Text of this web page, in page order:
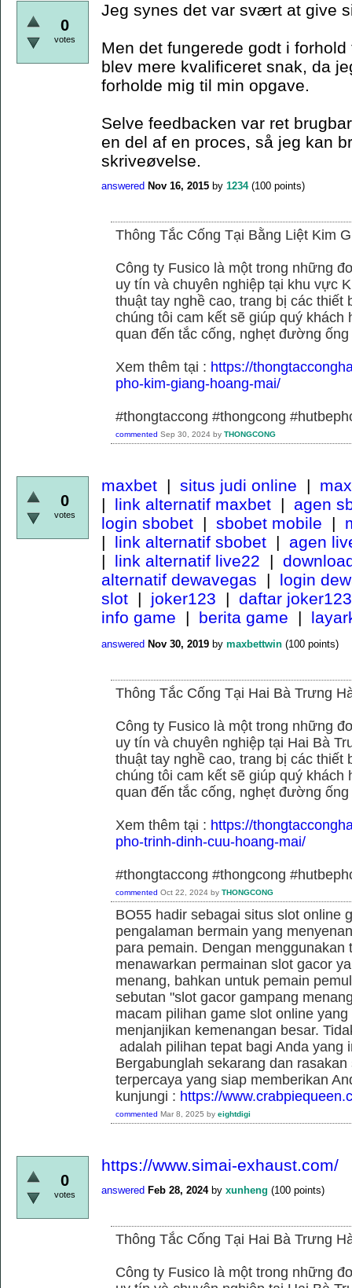
0
votes
Jeg synes det var svært at give
Men det fungerede godt i
blev mere kvalificeret snak, da
forholde mig til min opgave.
Selve feedbacken var ret
en del af en proces, så jeg kan
skriveøvelse.
answered Nov 16, 2015 by 1234 (100 points)
Thông Tắc Cống Tại Bằng Liệt Kim
Công ty Fusico là một trong những
uy tín và chuyên nghiệp tại khu vực
thuật tay nghề cao, trang bị các thiết
chúng tôi cam kết sẽ giúp quý
quan đến tắc cống, nghẹt đường
Xem thêm tại : https://
pho-kim-giang-hoang-mai/
#thongtaccong #thongcong
commented Sep 30, 2024 by THONGCONG
0
votes
maxbet | situs judi online |
| link alternatif maxbet | agen
login sbobet | sbobet mobile |
| link alternatif sbobet | agen
| link alternatif live22 |
alternatif dewavegas | login
slot | joker123 | daftar joker123
info game | berita game |
answered Nov 30, 2019 by maxbettwin (100 points)
Thông Tắc Cống Tại Hai Bà Trưng
Công ty Fusico là một trong những
uy tín và chuyên nghiệp tại Hai Bà
thuật tay nghề cao, trang bị các thiết
chúng tôi cam kết sẽ giúp quý
quan đến tắc cống, nghẹt đường
Xem thêm tại : https://
pho-trinh-dinh-cuu-hoang-mai/
#thongtaccong #thongcong
commented Oct 22, 2024 by THONGCONG
BO55 hadir sebagai situs slot online
pengalaman bermain yang
para pemain. Dengan menggunakan
menawarkan permainan slot gacor
menang, bahkan untuk pemain
sebutan "slot gacor gampang
macam pilihan game slot online
menjanjikan kemenangan besar.
adalah pilihan tepat bagi Anda yang
Bergabunglah sekarang dan
terpercaya yang siap memberikan
kunjungi : https://
commented Mar 8, 2025 by eightdigi
0
votes
https://www.simai-exhaust.com/
answered Feb 28, 2024 by xunheng (100 points)
Thông Tắc Cống Tại Hai Bà Trưng
Công ty Fusico là một trong những